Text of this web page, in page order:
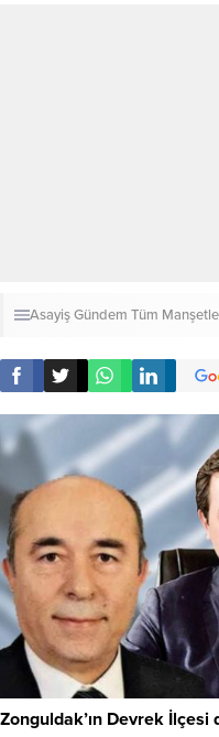
AsayişGündem Tüm
Zonguldak’ın Devrek